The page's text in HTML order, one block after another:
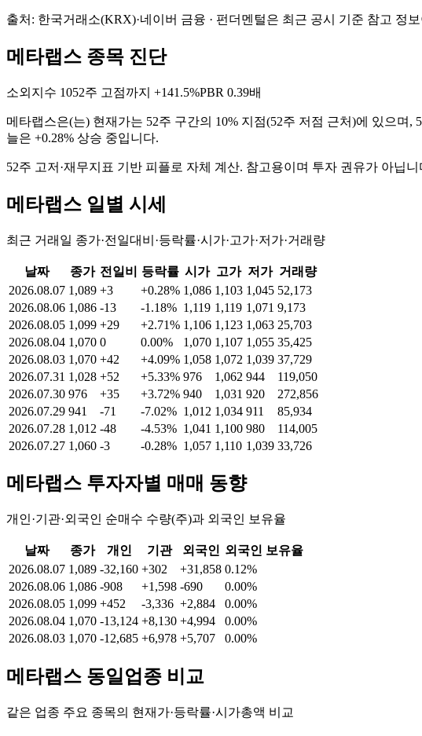
출처: 한국거래소(KRX)·네이버 금융 · 펀더멘털은 최근 공시 기준 참고 정
메타랩스 종목 진단
소외지수 1052주 고점까지 +141.5%PBR 0.39배
메타랩스은(는) 현재가는 52주 구간의 10% 지점(52주 저점 근처)에 있으며
늘은 +0.28% 상승 중입니다.
52주 고저·재무지표 기반 피플로 자체 계산. 참고용이며 투자 권유가 아닙니
메타랩스 일별 시세
최근 거래일 종가·전일대비·등락률·시가·고가·저가·거래량
날짜 종가 전일비 등락률 시가 고가 저가 거래량
2026.08.07 1,089 +3 +0.28% 1,086 1,103 1,045 52,173
2026.08.06 1,086 -13 -1.18% 1,119 1,119 1,071 9,173
2026.08.05 1,099 +29 +2.71% 1,106 1,123 1,063 25,703
2026.08.04 1,070 0 0.00% 1,070 1,107 1,055 35,425
2026.08.03 1,070 +42 +4.09% 1,058 1,072 1,039 37,729
2026.07.31 1,028 +52 +5.33% 976 1,062 944
119,050
2026.07.30 976 +35 +3.72% 940 1,031 920
272,856
2026.07.29 941 -71 -7.02% 1,012 1,034 911
85,934
2026.07.28 1,012 -48 -4.53% 1,041 1,100 980
114,005
2026.07.27 1,060 -3 -0.28% 1,057 1,110 1,039 33,726
메타랩스 투자자별 매매 동향
개인·기관·외국인 순매수 수량(주)과 외국인 보유율
날짜 종가 개인 기관 외국인 외국인 보유율
2026.08.07 1,089 -32,160 +302 +31,858 0.12%
2026.08.06 1,086 -908 +1,598 -690
0.00%
2026.08.05 1,099 +452 -3,336 +2,884
0.00%
2026.08.04 1,070 -13,124 +8,130 +4,994
0.00%
2026.08.03 1,070 -12,685 +6,978 +5,707 0.00%
메타랩스 동일업종 비교
같은 업종 주요 종목의 현재가·등락률·시가총액 비교